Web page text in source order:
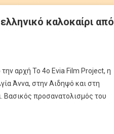
καλοκαίρι από
αρχή Το 4ο Evia Film Project, η
Άννα, στην Αιδηψό και στη
Βασικός προσανατολισμός του